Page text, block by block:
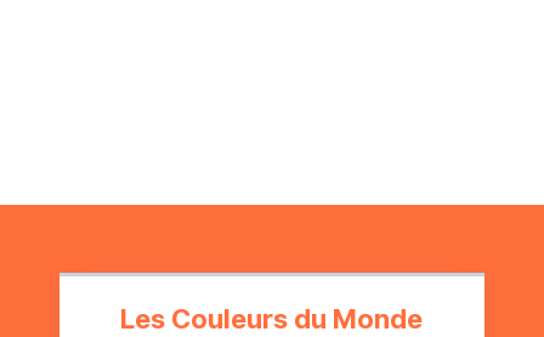
Les Couleurs du Monde